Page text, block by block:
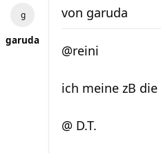
garuda
von garuda
@reini
ich meine zB
@ D.T.